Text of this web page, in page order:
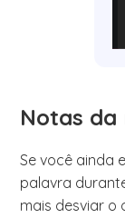
Notas da
Se você ainda
palavra
mais desviar o